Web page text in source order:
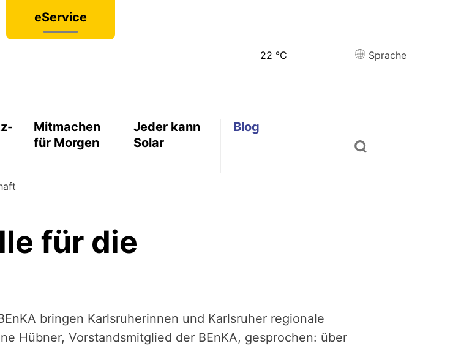
eService
22 °C Sprache
Mitmachen
für Morgen
Jeder kann
Solar
Blog
für die
bringen Karlsruherinnen und Karlsruher regionale
Hübner, Vorstandsmitglied der BEnKA, gesprochen: über